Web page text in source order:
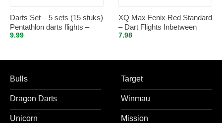
Darts Set – 5 sets (15 stuks)
Pentathlon darts flights –
super stevig – zwart – incl. 5
9.99
XQ Max Fenix Red Standard
– Dart Flights Inbetween
7.98
Bulls
Dragon Darts
Unicorn
Target
Winmau
Mission